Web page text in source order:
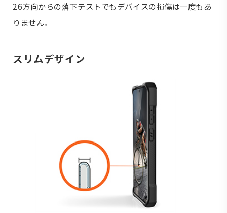
26方向からの落下テストでもデバイスの損傷は一度もあ
りません。
スリムデザイン